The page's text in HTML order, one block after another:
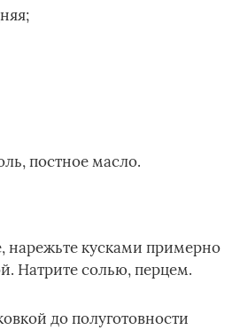
постное масло.
нарежьте кусками примерно
Натрите солью, перцем.
до полуготовности